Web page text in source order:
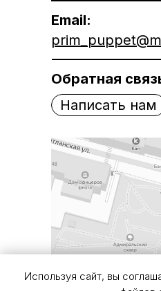
Используя сайт, вы
Email:
Обратная
Написать нам